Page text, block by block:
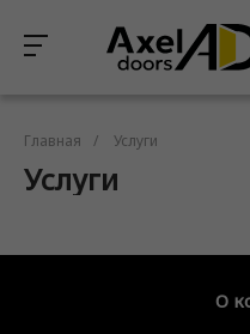
Главная / Услуги
Услуги
О